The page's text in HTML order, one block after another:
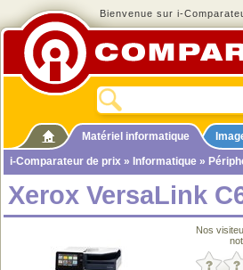
Bienvenue sur i-
Matériel informatique
i-Comparateur de prix » Informatique »
Xerox VersaLink
Nos